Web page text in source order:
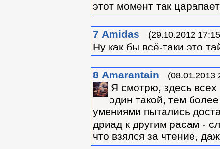
этот момент так
7 Amidas (29.10.2012
Ну как бы всё-таки это
8 Amarantain (08.01.2013
Я смотрю, здесь
один такой, тем
умениями пытались
дриад к другим расам -
что взялся за чтение,